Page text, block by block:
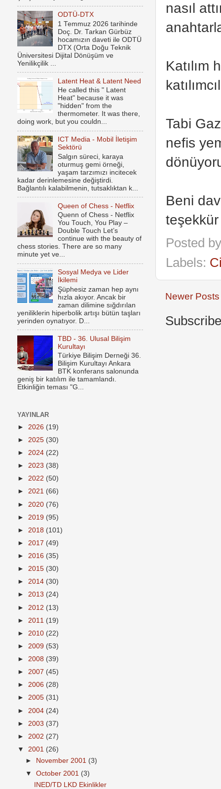
nasıl
Katılım
Tabi
nefis
Beni
Posted
Labels:
Newer Posts
ODTÜ-DTX
1 Temmuz 2026 tarihinde
Doç. Dr. Tarkan Gürbüz
hocamızın daveti ile ODTÜ
DTX (Orta Doğu Teknik
Üniversitesi Dijital Dönüşüm ve
Yenilikçilik ...
Latent Heat & Latent Need
He called this " Latent
Heat" because it was
"hidden" from the
thermometer. It was there,
doing work, but you couldn...
ICT Media - Mobil İletişim
Sektörü
Salgın süreci, karaya
oturmuş gemi örneği,
yaşam tarzımızı incitecek
kadar derinlemesine değiştirdi.
Bağlantılı kalabilmenin, tutsaklıktan k...
Queen of Chess - Netflix
Quenn of Chess - Netflix
You Touch, You Play –
Double Touch Let’s
continue with the beauty of
chess stories. There are so many
minute yet ve...
Sosyal Medya ve Lider
İkilemi
Şüphesiz zaman hep aynı
hızla akıyor. Ancak bir
zaman dilimine sığdırılan
yeniliklerin hiperbolik artışı bütün taşları
yerinden oynatıyor. D...
TBD - 36. Ulusal Bilişim
Kurultayı
Türkiye Bilişim Derneği 36.
Bilişim Kurultayı Ankara
BTK konferans salonunda
geniş bir katılım ile tamamlandı.
Etkinliğin teması "G...
YAYINLAR
► 2026 (19)
► 2025 (30)
► 2024 (22)
► 2023 (38)
► 2022 (50)
► 2021 (66)
► 2020 (76)
► 2019 (95)
► 2018 (101)
► 2017 (49)
► 2016 (35)
► 2015 (30)
► 2014 (30)
► 2013 (24)
► 2012 (13)
► 2011 (19)
► 2010 (22)
► 2009 (53)
► 2008 (39)
► 2007 (45)
► 2006 (28)
► 2005 (31)
► 2004 (24)
► 2003 (37)
► 2002 (27)
▼ 2001 (26)
► November 2001 (3)
▼October 2001 (3)
INED/TD LKD Ekinlikler